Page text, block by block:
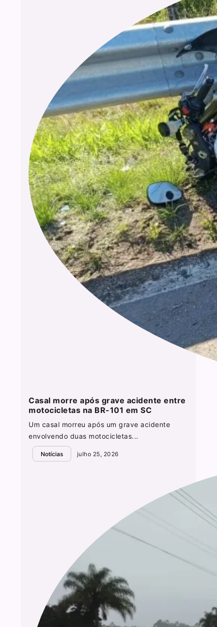
Casal morre após grave acidente entre
motocicletas na BR-101 em SC
Um casal morreu após um grave acidente
envolvendo duas motocicletas...
Notícias julho 25, 2026